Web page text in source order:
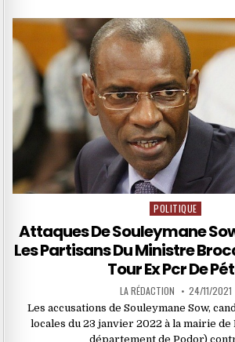
Posted
POLITIQUE
Attaques De Souleymane
Les Partisans Du Ministre
Tour Ex Pcr De
LA RÉDACTION 24/11/2021
Les accusations de Souleymane Sow,
locales du 23 janvier 2022 à la mairie de
département de Podor)